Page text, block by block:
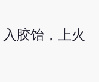
胶饴，上火